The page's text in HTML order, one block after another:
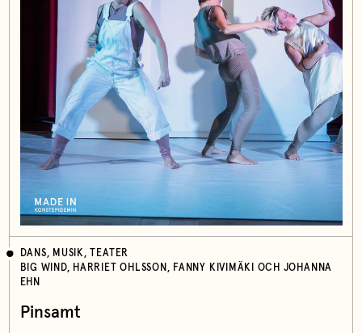
DANS, MUSIK, TEATER
BIG WIND, HARRIET OHLSSON, FANNY KIVIMÄKI OCH JOHANNA
EHN
Pinsamt